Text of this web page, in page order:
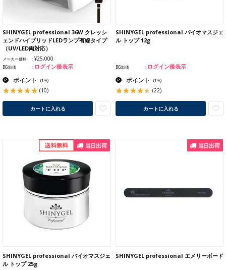
SHINYGEL professional 36W クレッシ
ェンドハイブリッドLEDランプ有線タイプ
（UV/LED両対応）
メーカー価格 ¥25,000
BG卸価 ログイン後表示
ポイント :(1%)
(10)
カートに入れる
SHINYGEL professional バイオマスジェ
ル トップ 12g
BG卸価 ログイン後表示
ポイント :(1%)
(22)
カートに入れる
SHINYGEL professional バイオマスジェ
ル トップ 25g
SHINYGEL professional エメリーボード